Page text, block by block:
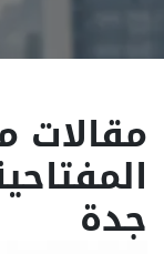
مقالات
جدة